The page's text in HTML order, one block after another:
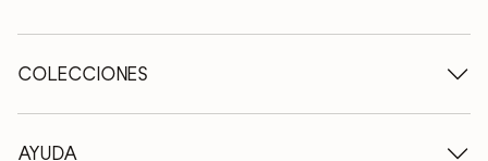
COLECCIONES
Mesas de madera
AYUDA